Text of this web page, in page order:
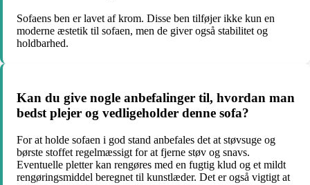
Sofaens ben er lavet af krom. Disse ben tilføjer ikke kun en
moderne æstetik til sofaen, men de giver også stabilitet og
holdbarhed.
Kan du give nogle anbefalinger til, hvordan man
bedst plejer og vedligeholder denne sofa?
For at holde sofaen i god stand anbefales det at støvsuge og
børste stoffet regelmæssigt for at fjerne støv og snavs.
Eventuelle pletter kan rengøres med en fugtig klud og et mildt
rengøringsmiddel beregnet til kunstlæder. Det er også vigtigt at